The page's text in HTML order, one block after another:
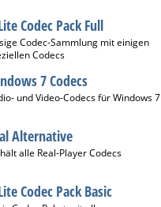
Codec Pack Full
Codec-Sammlung mit einigen
Codecs
7 Codecs
und Video-Codecs für Windows 7
Alternative
alle Real-Player Codecs
Codec Pack Basic